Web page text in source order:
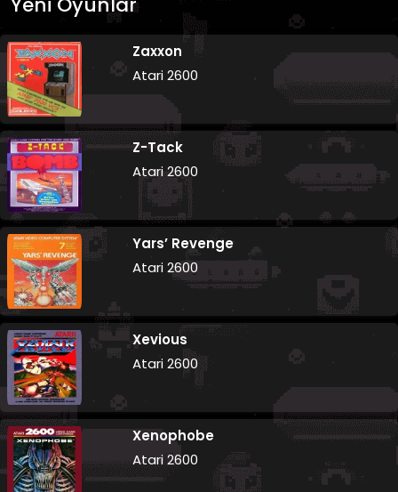
Zaxxon
Atari 2600
Z-Tack
Atari 2600
Yars’ Revenge
Atari 2600
Xevious
Atari 2600
Xenophobe
Atari 2600